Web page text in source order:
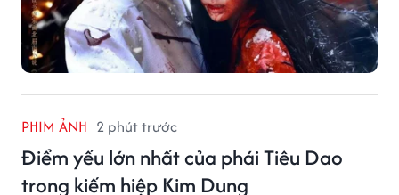
PHIM ẢNH 2 phút trước
Điểm yếu lớn nhất của phái Tiêu Dao
trong kiếm hiệp Kim Dung